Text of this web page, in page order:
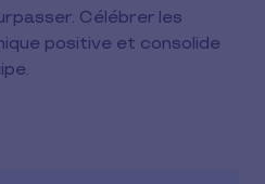
Célébrer les
positive et consolide